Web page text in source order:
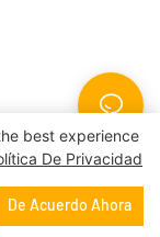
best experience
De Privacidad
De Acuerdo Ahora